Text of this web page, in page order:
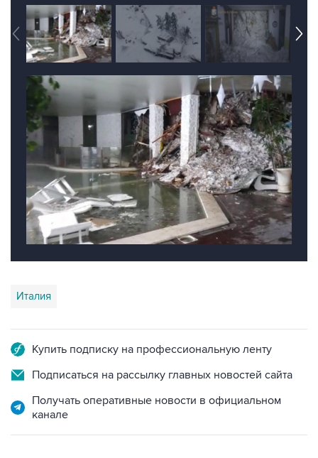
Италия
Купить подписку на профессиональную ленту
Подписаться на рассылку главных новостей сайта
Получать оперативные новости в официальном
канале